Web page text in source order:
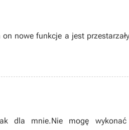
nowe funkcje a jest
dla mnie.Nie mogę wykonać